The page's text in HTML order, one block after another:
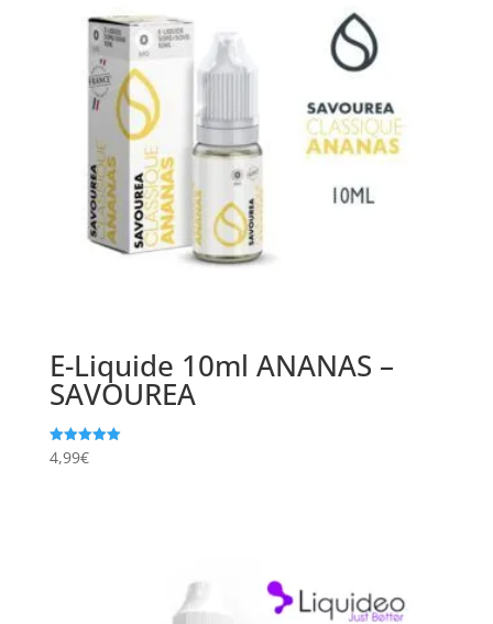
E-Liquide 10ml ANANAS –
SAVOUREA
Note
5.00
4,99€